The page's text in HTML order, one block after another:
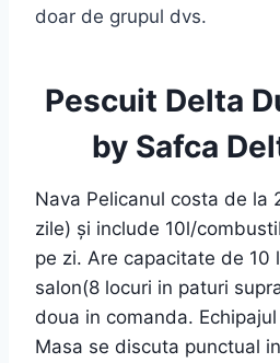
doar de grupul dvs.
Pescuit Delta
by Safca
Nava Pelicanul costa de la
zile) și include 10l/
pe zi. Are capacitate de 10
salon(8 locuri in paturi
doua in comanda.
Masa se discuta punctual